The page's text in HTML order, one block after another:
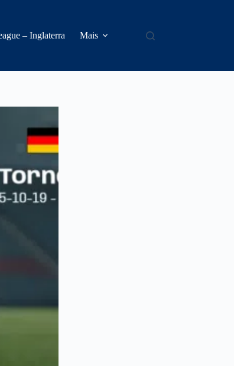
– Inglaterra Mais